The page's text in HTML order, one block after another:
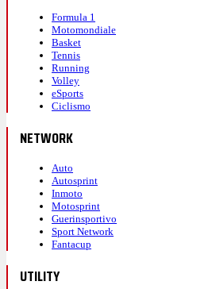
Formula 1
Motomondiale
Basket
Tennis
Running
Volley
eSports
Ciclismo
NETWORK
Auto
Autosprint
Inmoto
Motosprint
Guerinsportivo
Sport Network
Fantacup
UTILITY